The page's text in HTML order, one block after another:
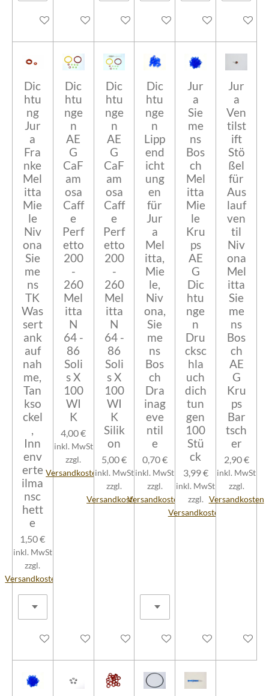
In den WarenkorbIn den WarenkorbIn den WarenkorbIn den WarenkorbIn den Warenkorb
In den
Dic
htu
ng
Jur
a
Fra
nke
Mel
itta
Mie
le
Niv
ona
Sie
me
ns
TK
Was
sert
ank
auf
nah
me,
Tan
kso
ckel
,
Inn
env
erte
ilma
nsc
hett
e
1,50 €
inkl. MwSt
zzgl.
Versandkosten
In den Warenkorb
Dic
htu
nge
n
AE
G
CaF
am
osa
Caff
e
Perf
etto
200
-
260
Mel
itta
N
64 -
86
Soli
s X
100
WI
K
4,00 €
inkl. MwSt
zzgl.
Versandkosten
In den Warenkorb
Dic
htu
nge
n
AE
G
CaF
am
osa
Caff
e
Perf
etto
200
-
260
Mel
itta
N
64 -
86
Soli
s X
100
WI
K
Silik
on
5,00 €
inkl. MwSt
zzgl.
Versandkosten
In den Warenkorb
Dic
htu
nge
n
Lipp
end
icht
ung
en
für
Jur
a
Mel
itta,
Mie
le,
Niv
ona,
Sie
me
ns
Bos
ch
Dra
inag
eve
ntil
e
0,70 €
inkl. MwSt
zzgl.
Versandkosten
In den Warenkorb
Jur
a
Sie
me
ns
Bos
ch
Mel
itta
Mie
le
Kru
ps
AE
G
Dic
htu
nge
n
Dru
cksc
hla
uch
dich
tun
gen
100
Stü
ck
3,99 €
inkl. MwSt
zzgl.
Versandkosten
In den Warenkorb
Jur
a
Ven
tilst
ift
Stö
ßel
für
Aus
lauf
ven
til
Niv
ona
Mel
itta
Sie
me
ns
Bos
ch
AE
G
Kru
ps
Bar
tsch
er
2,90 €
inkl. MwSt
zzgl.
Versandkosten
In den